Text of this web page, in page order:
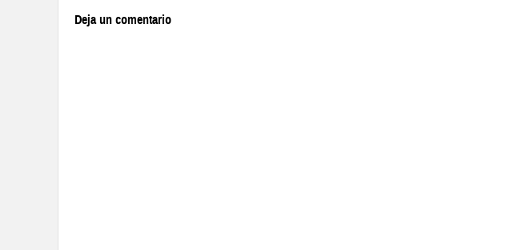
Deja un comentario